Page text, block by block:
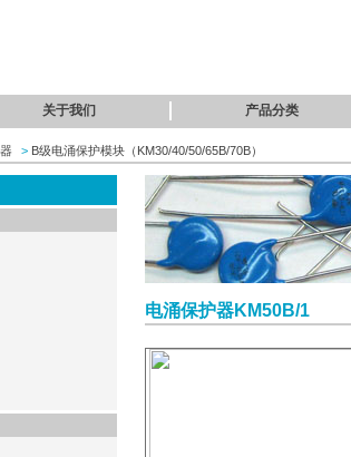
关于我们 产品分类
> B级电涌保护模块（KM30/40/50/65B/70B）
电涌保护器KM50B/1